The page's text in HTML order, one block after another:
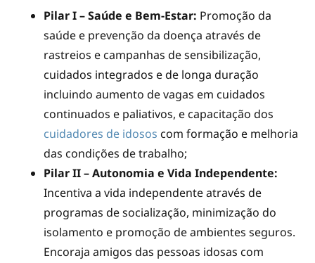
Pilar I – Saúde e Bem-Estar: Promoção da
saúde e prevenção da doença através de
rastreios e campanhas de sensibilização,
cuidados integrados e de longa duração
incluindo aumento de vagas em cuidados
continuados e paliativos, e capacitação dos
cuidadores de idosos com formação e melhoria
das condições de trabalho;
Pilar II – Autonomia e Vida Independente:
Incentiva a vida independente através de
programas de socialização, minimização do
isolamento e promoção de ambientes seguros.
Encoraja amigos das pessoas idosas com